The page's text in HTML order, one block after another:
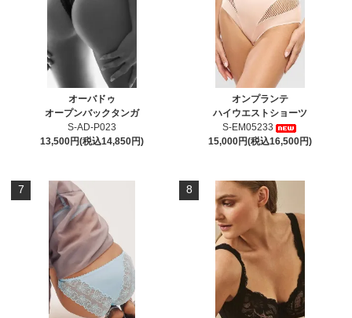
オーバドゥ
オープンバックタンガ
S-AD-P023
13,500円(税込14,850円)
オンプランテ
ハイウエストショーツ
S-EM05233
15,000円(税込16,500円)
7 8